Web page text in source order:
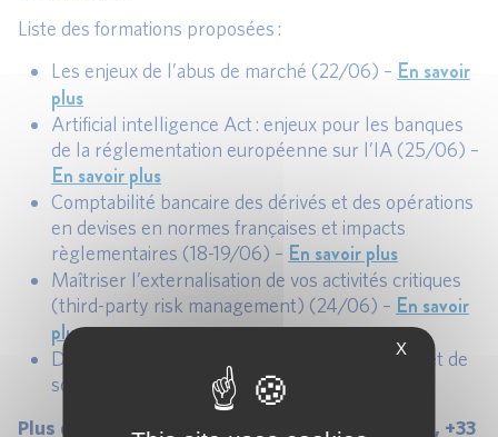
Liste des formations proposées :
Les enjeux de l’abus de marché (22/06) – En savoir
plus
Artificial intelligence Act : enjeux pour les banques
de la réglementation européenne sur l’IA (25/06) –
En savoir plus
Comptabilité bancaire des dérivés et des opérations
en devises en normes françaises et impacts
règlementaires (18-19/06) – En savoir plus
Maîtriser l’externalisation de vos activités critiques
(third-party risk management) (24/06) – En savoir
plus
Découverte de la banque privée monégasque et de
son environnement (04/06) –
Plus d’information : Karim SBAI sbai@afges.com
, +33
X